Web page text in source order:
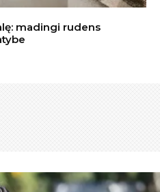
madingi rudens